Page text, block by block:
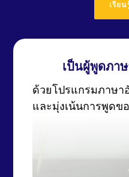
เรีย
เป็นผู้พูดภา
ด้วยโปรแกรมภาษา
และมุ่งเน้นการพูดขอ